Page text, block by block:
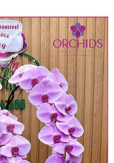
trong nội thành,
yêu cầu khách
các cửa hàng
hoa tận nơi, mỗi
(tùy vào chi
nên giá có thể sẽ
website. Khách
chủ động hỏi lại
chủ động báo giá
cụ thể.